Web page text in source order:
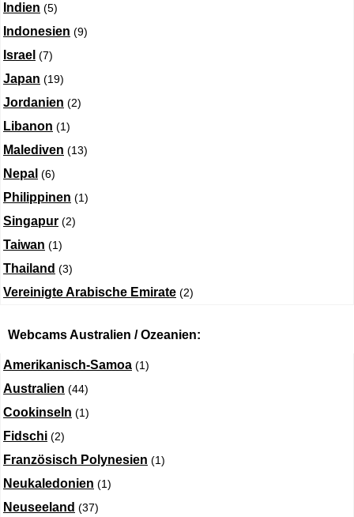
Indien (5)
Indonesien (9)
Israel (7)
Japan (19)
Jordanien (2)
Libanon (1)
Malediven (13)
Nepal (6)
Philippinen (1)
Singapur (2)
Taiwan (1)
Thailand (3)
Vereinigte Arabische Emirate (2)
Webcams Australien / Ozeanien:
Amerikanisch-Samoa (1)
Australien (44)
Cookinseln (1)
Fidschi (2)
Französisch Polynesien (1)
Neukaledonien (1)
Neuseeland (37)